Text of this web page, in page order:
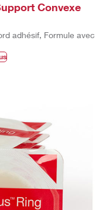
Convexe
adhésif, Formule avec